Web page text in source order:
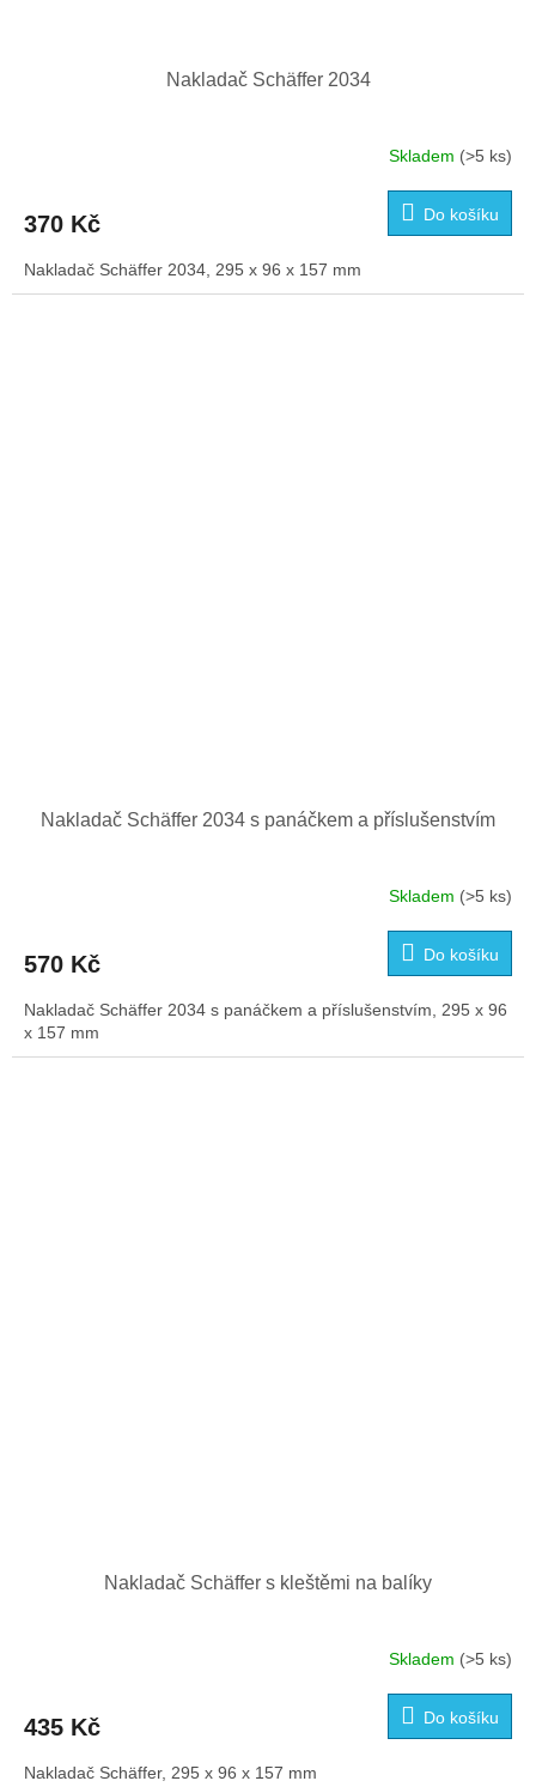
Nakladač Schäffer 2034
Skladem (>5 ks)
370 Kč Do košíku
Nakladač Schäffer 2034, 295 x 96 x 157 mm
Nakladač Schäffer 2034 s panáčkem a příslušenstvím
Skladem (>5 ks)
570 Kč Do košíku
Nakladač Schäffer 2034 s panáčkem a příslušenstvím, 295 x 96
x 157 mm
Nakladač Schäffer s kleštěmi na balíky
Skladem (>5 ks)
435 Kč Do košíku
Nakladač Schäffer, 295 x 96 x 157 mm